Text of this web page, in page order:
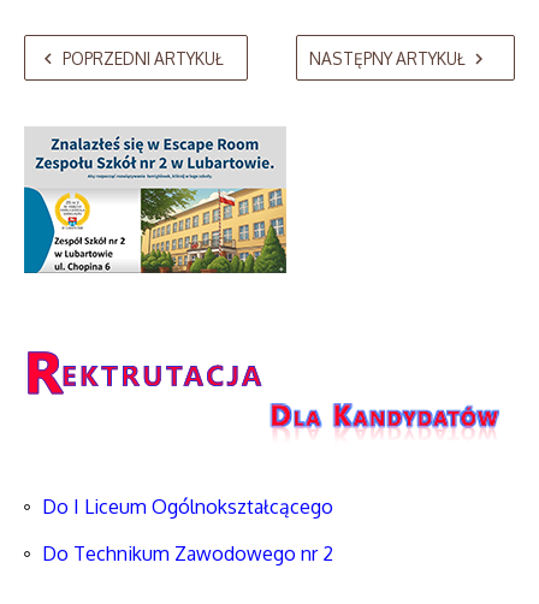
POPRZEDNI ARTYKUŁ NASTĘPNY ARTYKUŁ
Do I Liceum Ogólnokształcącego
Do Technikum Zawodowego nr 2